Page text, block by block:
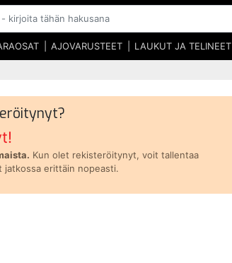
AJOVARUSTEET LAUKUT JA TELINEET
Kun olet rekisteröitynyt, voit tallentaa
jatkossa erittäin nopeasti.